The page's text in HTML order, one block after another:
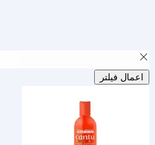
اعمال فیلتر